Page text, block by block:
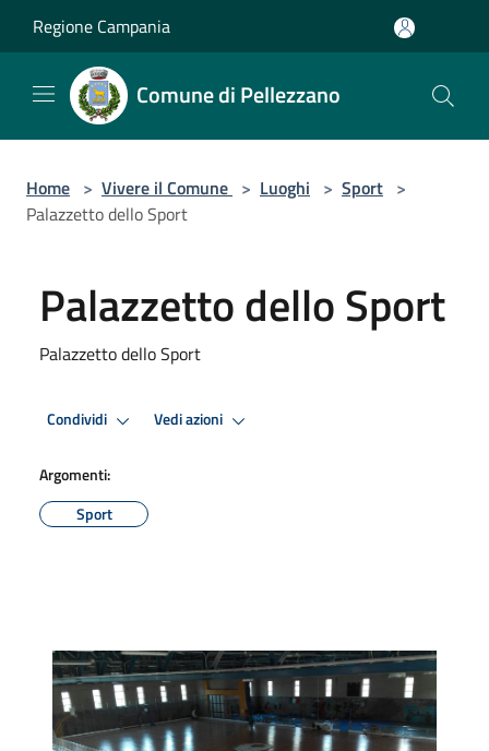
Regione Campania
Comune di Pellezzano
Home > Vivere il Comune > Luoghi > Sport >
Palazzetto dello Sport
Palazzetto dello Sport
Palazzetto dello Sport
Condividi Vedi azioni
Argomenti:
Sport